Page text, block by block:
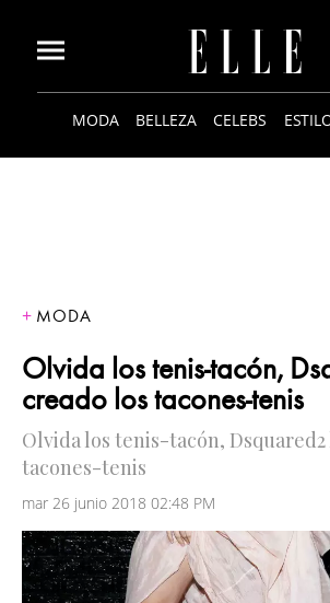
MODA BELLEZA CELEBS
MODA
Olvida los tenis-tacón,
creado los tacones-tenis
Olvida los tenis-tacón, Dsquared2
tacones-tenis
mar 26 junio 2018 02:48 PM